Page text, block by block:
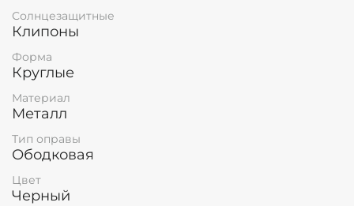
Солнцезащитные
Клипоны
Форма
Круглые
Материал
Металл
Тип оправы
Ободковая
Цвет
Черный